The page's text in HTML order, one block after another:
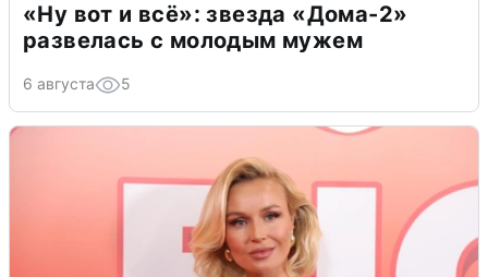
«Ну вот и всё»: звезда «Дома-2»
развелась с молодым мужем
6 августа 5